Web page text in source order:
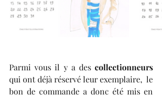
Parmi vous il y a des collectionneurs
qui ont déjà réservé leur exemplaire,  le
bon de commande a donc été mis en